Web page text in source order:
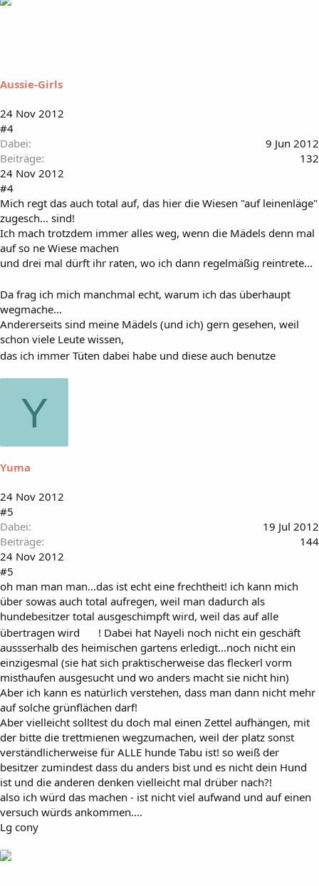
Aussie-Girls
24 Nov 2012
#4
Dabei
9 Jun 2012
Beiträge
132
24 Nov 2012
#4
Mich regt das auch total auf, das hier die Wiesen "auf leinenläge"
zugesch... sind!
Ich mach trotzdem immer alles weg, wenn die Mädels denn mal
auf so ne Wiese machen
und drei mal dürft ihr raten, wo ich dann regelmäßig reintrete...
Da frag ich mich manchmal echt, warum ich das überhaupt
wegmache...
Andererseits sind meine Mädels (und ich) gern gesehen, weil
schon viele Leute wissen,
das ich immer Tüten dabei habe und diese auch benutze
Y
Yuma
24 Nov 2012
#5
Dabei
19 Jul 2012
Beiträge
144
24 Nov 2012
#5
oh man man man...das ist echt eine frechtheit! ich kann mich
über sowas auch total aufregen, weil man dadurch als
hundebesitzer total ausgeschimpft wird, weil das auf alle
übertragen wird
! Dabei hat Nayeli noch nicht ein geschäft
aussserhalb des heimischen gartens erledigt...noch nicht ein
einzigesmal (sie hat sich praktischerweise das fleckerl vorm
misthaufen ausgesucht und wo anders macht sie nicht hin)
Aber ich kann es natürlich verstehen, dass man dann nicht mehr
auf solche grünflächen darf!
Aber vielleicht solltest du doch mal einen Zettel aufhängen, mit
der bitte die trettmienen wegzumachen, weil der platz sonst
verständlicherweise für ALLE hunde Tabu ist! so weiß der
besitzer zumindest dass du anders bist und es nicht dein Hund
ist und die anderen denken vielleicht mal drüber nach?!
also ich würd das machen - ist nicht viel aufwand und auf einen
versuch würds ankommen....
Lg cony